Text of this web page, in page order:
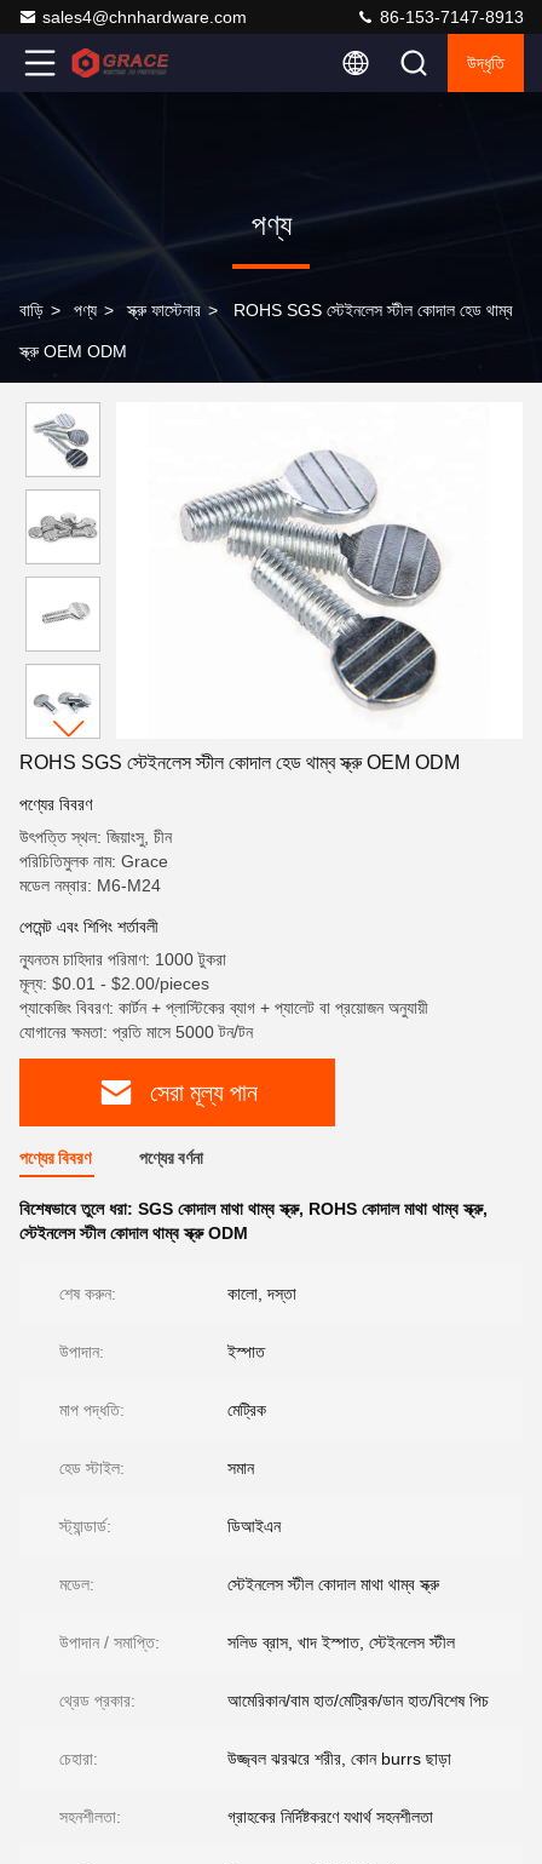
sales4@chnhardware.com 86-153-7147-8913
উদ্ধৃতি
পণ্য
বাড়ি > পণ্য > স্ক্রু ফাস্টেনার > ROHS SGS স্টেইনলেস স্টীল কোদাল হেড থাম্ব
স্ক্রু OEM ODM
ROHS SGS স্টেইনলেস স্টীল কোদাল হেড থাম্ব স্ক্রু OEM ODM
পণ্যের বিবরণ
উৎপত্তি স্থল: জিয়াংসু, চীন
পরিচিতিমুলক নাম: Grace
মডেল নম্বার: M6-M24
পেমেন্ট এবং শিপিং শর্তাবলী
ন্যূনতম চাহিদার পরিমাণ: 1000 টুকরা
মূল্য: $0.01 - $2.00/pieces
প্যাকেজিং বিবরণ: কার্টন + প্লাস্টিকের ব্যাগ + প্যালেট বা প্রয়োজন অনুযায়ী
যোগানের ক্ষমতা: প্রতি মাসে 5000 টন/টন
সেরা মূল্য পান
পণ্যের বিবরণ পণ্যের বর্ণনা
বিশেষভাবে তুলে ধরা: SGS কোদাল মাথা থাম্ব স্ক্রু, ROHS কোদাল মাথা থাম্ব স্ক্রু,
স্টেইনলেস স্টীল কোদাল থাম্ব স্ক্রু ODM
শেষ করুন: কালো, দস্তা
উপাদান: ইস্পাত
মাপ পদ্ধতি: মেট্রিক
হেড স্টাইল: সমান
স্ট্যান্ডার্ড: ডিআইএন
মডেল: স্টেইনলেস স্টীল কোদাল মাথা থাম্ব স্ক্রু
উপাদান / সমাপ্তি: সলিড ব্রাস, খাদ ইস্পাত, স্টেইনলেস স্টীল
থ্রেড প্রকার: আমেরিকান/বাম হাত/মেট্রিক/ডান হাত/বিশেষ পিচ
চেহারা: উজ্জ্বল ঝরঝরে শরীর, কোন burrs ছাড়া
সহনশীলতা: গ্রাহকের নির্দিষ্টকরণে যথার্থ সহনশীলতা